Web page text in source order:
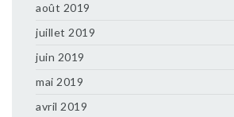
août 2019
juillet 2019
juin 2019
mai 2019
avril 2019